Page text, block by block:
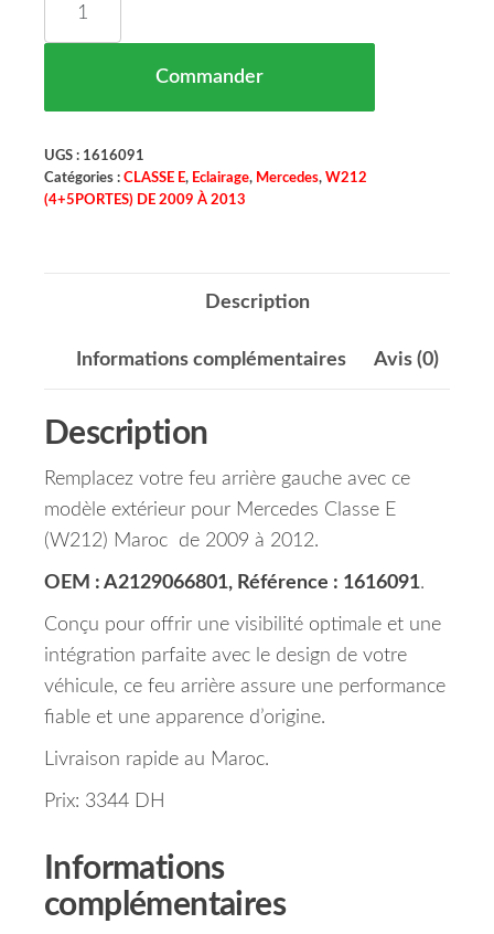
Commander
UGS : 1616091
Catégories : CLASSE E, Eclairage, Mercedes, W212
(4+5PORTES) DE 2009 À 2013
Description
Informations complémentaires Avis (0)
Description
Remplacez votre feu arrière gauche avec ce
modèle extérieur pour Mercedes Classe E
(W212) Maroc de 2009 à 2012.
OEM : A2129066801, Référence : 1616091.
Conçu pour offrir une visibilité optimale et une
intégration parfaite avec le design de votre
véhicule, ce feu arrière assure une performance
fiable et une apparence d’origine.
Livraison rapide au Maroc.
Prix: 3344 DH
Informations
complémentaires